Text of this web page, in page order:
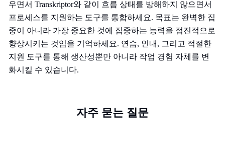
우면서 Transkriptor와 같이 흐름 상태를 방해하지 않으면서
프로세스를 지원하는 도구를 통합하세요. 목표는 완벽한 집
중이 아니라 가장 중요한 것에 집중하는 능력을 점진적으로
향상시키는 것임을 기억하세요. 연습, 인내, 그리고 적절한
지원 도구를 통해 생산성뿐만 아니라 작업 경험 자체를 변
화시킬 수 있습니다.
자주 묻는 질문